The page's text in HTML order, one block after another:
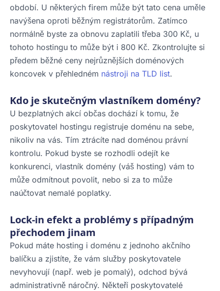
období. U některých firem může být tato cena uměle
navýšena oproti běžným registrátorům. Zatímco
normálně byste za obnovu zaplatili třeba 300 Kč, u
tohoto hostingu to může být i 800 Kč. Zkontrolujte si
předem běžné ceny nejrůznějších doménových
koncovek v přehledném nástroji na TLD list.
Kdo je skutečným vlastníkem domény?
U bezplatných akcí občas dochází k tomu, že
poskytovatel hostingu registruje doménu na sebe,
nikoliv na vás. Tím ztrácíte nad doménou právní
kontrolu. Pokud byste se rozhodli odejít ke
konkurenci, vlastník domény (váš hosting) vám to
může odmítnout povolit, nebo si za to může
naúčtovat nemalé poplatky.
Lock-in efekt a problémy s případným
přechodem jinam
Pokud máte hosting i doménu z jednoho akčního
balíčku a zjistíte, že vám služby poskytovatele
nevyhovují (např. web je pomalý), odchod bývá
administrativně náročný. Někteří poskytovatelé